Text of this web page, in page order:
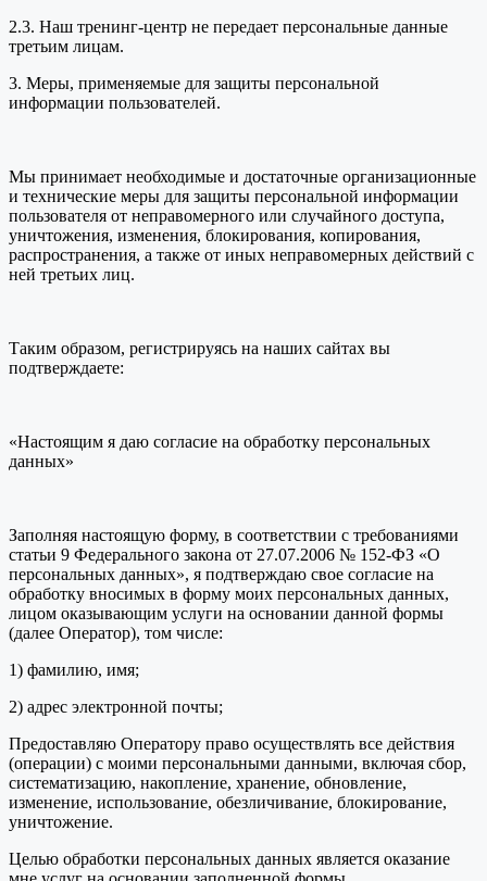
2.3. Наш тренинг-центр не передает персональные данные
третьим лицам.
3. Меры, применяемые для защиты персональной
информации пользователей.
Мы принимает необходимые и достаточные организационные
и технические меры для защиты персональной информации
пользователя от неправомерного или случайного доступа,
уничтожения, изменения, блокирования, копирования,
распространения, а также от иных неправомерных действий с
ней третьих лиц.
Таким образом, регистрируясь на наших сайтах вы
подтверждаете:
«Настоящим я даю согласие на обработку персональных
данных»
Заполняя настоящую форму, в соответствии с требованиями
статьи 9 Федерального закона от 27.07.2006 № 152-ФЗ «О
персональных данных», я подтверждаю свое согласие на
обработку вносимых в форму моих персональных данных,
лицом оказывающим услуги на основании данной формы
(далее Оператор), том числе:
1) фамилию, имя;
2) адрес электронной почты;
Предоставляю Оператору право осуществлять все действия
(операции) с моими персональными данными, включая сбор,
систематизацию, накопление, хранение, обновление,
изменение, использование, обезличивание, блокирование,
уничтожение.
Целью обработки персональных данных является оказание